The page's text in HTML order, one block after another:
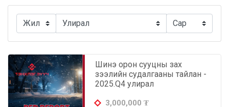
ипотекийн зээлээр зарагдсан орон сууцны борлуулалт,
талбайн хэмжээ
3. Шинэ орон сууцны зах зээлийн мэдээлэл
3.1 Ашиглалтанд орсон шинэ, хуучин орон сууцны
борлуулалтын мэдээ, талбайн сонголтууд болон
дүүргээр
3.2 Шинэ орон сууцны зах зээлийн нийлүүлэлт
Шинэ орон сууцны нийлүүлэлт зэрэглэл, дүүргээр
Шинэ орон сууцны зах
зээлийн судалгааны тайлан -
2025.Q4 улирал
3,000,000 ₮